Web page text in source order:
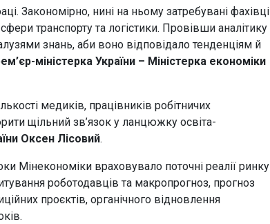
Закономірно, нині на ньому затребувані фахівці
транспорту та логістики. Провівши аналітику
знань, аби воно відповідало тенденціям й
міністерка України – Міністерка економіки
медиків, працівників робітничих
щільний зв’язок у ланцюжку освіта-
Оксен Лісовий.
Мінекономіки враховувало поточні реалії ринку
роботодавців та макропрогноз, прогноз
проєктів, органічного відновлення